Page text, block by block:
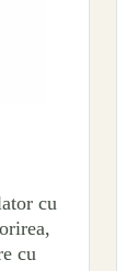
cu
cu